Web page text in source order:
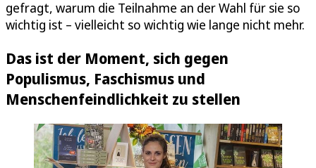
gefragt, warum die Teilnahme an der Wahl für sie so
wichtig ist – vielleicht so wichtig wie lange nicht mehr.
Das ist der Moment, sich gegen
Populismus, Faschismus und
Menschenfeindlichkeit zu stellen